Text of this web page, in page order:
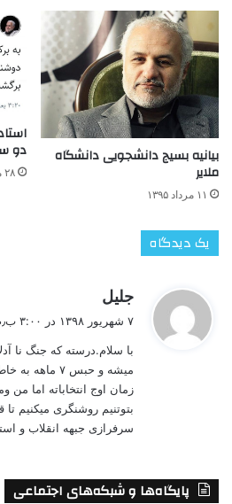
بیانیه بسیج دانشجویی دانشگاه
ملایر
۱۱ مرداد ۱۳۹۵
دو
۲۸ مرداد ۱۳۹۸
یک دیدگاه
جلیل
ت
:
۷ شهریور ۱۳۹۸ در ۳:۰۰ ب٫ظ
با سلام.درسته که جنگ نا
میشه و حبس ۷
زمان اوج انتخاباته اما من
بتوتنیم روشنگری میکنیم تا
سرفرازی جبهه انقلاب و
پایگاه‌ها و شبکه‌های اجتماعی